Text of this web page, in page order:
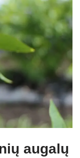
augalų